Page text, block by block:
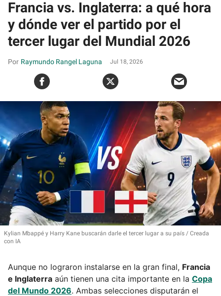
Francia vs. Inglaterra: a qué hora
y dónde ver el partido por el
tercer lugar del Mundial 2026
Raymundo Rangel Laguna Jul 18, 2026
Kylian Mbappé y Harry Kane buscarán darle el tercer lugar a su país
Creada
con IA
Aunque no lograron instalarse en la gran final, Francia
e Inglaterra aún tienen una cita importante en la Copa
del Mundo 2026. Ambas selecciones disputarán el